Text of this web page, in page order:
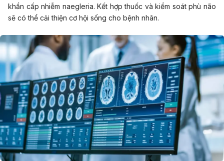
khẩn cấp nhiễm naegleria. Kết hợp thuốc và kiểm soát phù não
sẽ có thể cải thiện cơ hội sống cho bệnh nhân.